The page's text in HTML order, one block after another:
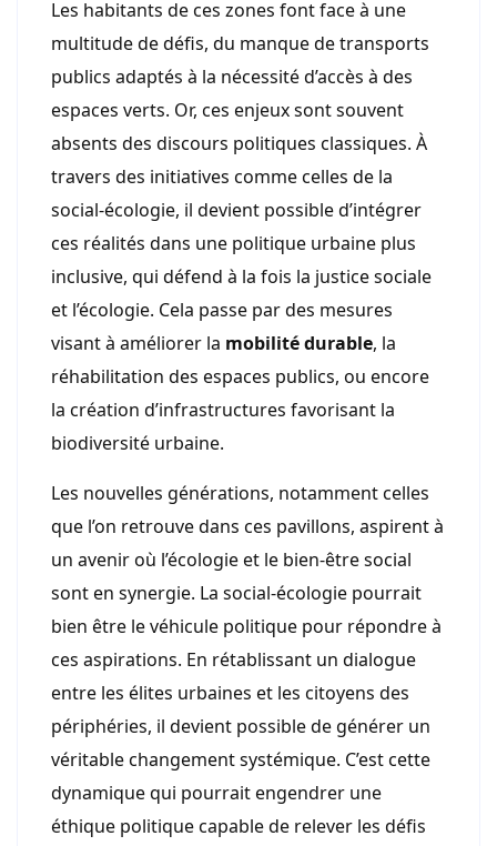
Les habitants de ces zones font face à une
multitude de défis, du manque de transports
publics adaptés à la nécessité d’accès à des
espaces verts. Or, ces enjeux sont souvent
absents des discours politiques classiques. À
travers des initiatives comme celles de la
social-écologie, il devient possible d’intégrer
ces réalités dans une politique urbaine plus
inclusive, qui défend à la fois la justice sociale
et l’écologie. Cela passe par des mesures
visant à améliorer la mobilité durable, la
réhabilitation des espaces publics, ou encore
la création d’infrastructures favorisant la
biodiversité urbaine.
Les nouvelles générations, notamment celles
que l’on retrouve dans ces pavillons, aspirent à
un avenir où l’écologie et le bien-être social
sont en synergie. La social-écologie pourrait
bien être le véhicule politique pour répondre à
ces aspirations. En rétablissant un dialogue
entre les élites urbaines et les citoyens des
périphéries, il devient possible de générer un
véritable changement systémique. C’est cette
dynamique qui pourrait engendrer une
éthique politique capable de relever les défis